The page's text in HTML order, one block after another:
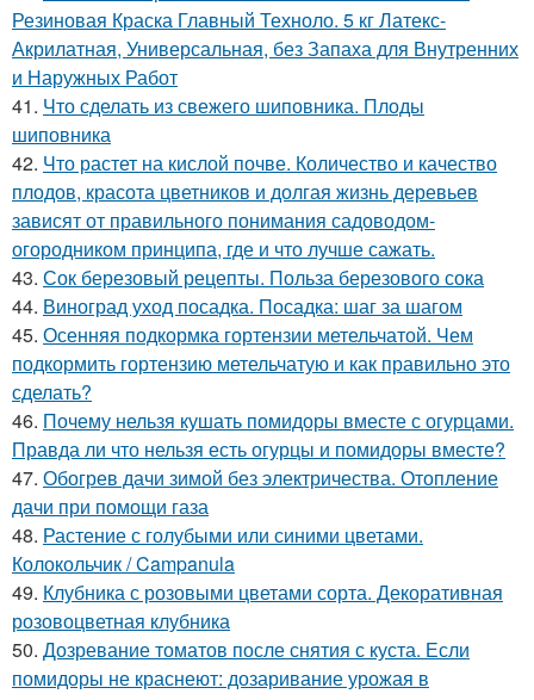
Резиновая Краска Главный Техноло. 5 кг Латекс-
Акрилатная, Универсальная, без Запаха для Внутренних
и Наружных Работ
41. Что сделать из свежего шиповника. Плоды
шиповника
42. Что растет на кислой почве. Количество и качество
плодов, красота цветников и долгая жизнь деревьев
зависят от правильного понимания садоводом-
огородником принципа, где и что лучше сажать.
43. Сок березовый рецепты. Польза березового сока
44. Виноград уход посадка. Посадка: шаг за шагом
45. Осенняя подкормка гортензии метельчатой. Чем
подкормить гортензию метельчатую и как правильно это
сделать?
46. Почему нельзя кушать помидоры вместе с огурцами.
Правда ли что нельзя есть огурцы и помидоры вместе?
47. Обогрев дачи зимой без электричества. Отопление
дачи при помощи газа
48. Растение с голубыми или синими цветами.
Колокольчик / Campanula
49. Клубника с розовыми цветами сорта. Декоративная
розовоцветная клубника
50. Дозревание томатов после снятия с куста. Если
помидоры не краснеют: дозаривание урожая в